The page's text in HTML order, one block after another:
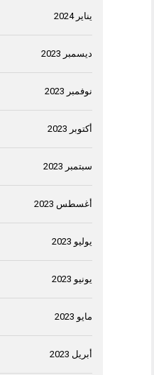
يناير 2024
ديسمبر 2023
نوفمبر 2023
أكتوبر 2023
سبتمبر 2023
أغسطس 2023
يوليو 2023
يونيو 2023
مايو 2023
أبريل 2023